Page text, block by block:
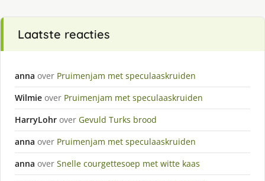
Laatste reacties
anna over Pruimenjam met speculaaskruiden
Wilmie over Pruimenjam met speculaaskruiden
HarryLohr over Gevuld Turks brood
anna over Pruimenjam met speculaaskruiden
anna over Snelle courgettesoep met witte kaas